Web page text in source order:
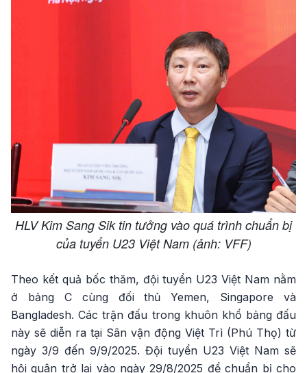
HLV Kim Sang Sik tin tưởng vào quá trình chuẩn bị
của tuyển U23 Việt Nam (ảnh: VFF)
Theo kết quả bốc thăm, đội tuyển U23 Việt Nam nằm
ở bảng C cùng đối thủ Yemen, Singapore và
Bangladesh. Các trận đấu trong khuôn khổ bảng đấu
này sẽ diễn ra tại Sân vận động Việt Trì (Phú Thọ) từ
ngày 3/9 đến 9/9/2025. Đội tuyển U23 Việt Nam sẽ
hội quân trở lại vào ngày 29/8/2025 để chuẩn bị cho